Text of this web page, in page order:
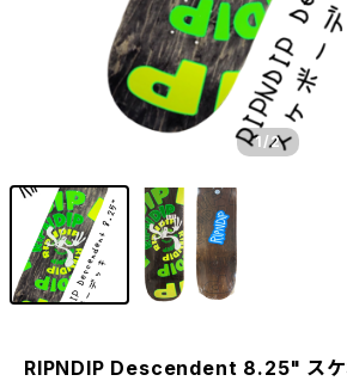
1 /2
RIPNDIP Descendent 8.25" スケ